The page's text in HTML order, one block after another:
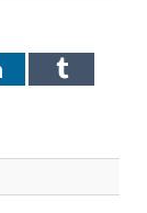
LinkedInTumblr